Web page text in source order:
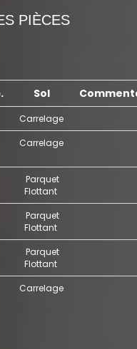
PIÈCES
Sol
Carrelage
Carrelage
Parquet
Flottant
Parquet
Flottant
Parquet
Flottant
Carrelage